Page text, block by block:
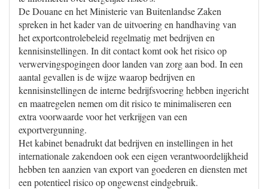
De Douane en het Ministerie van Buitenlandse Zaken
spreken in het kader van de uitvoering en handhaving van
het exportcontrolebeleid regelmatig met bedrijven en
kennisinstellingen. In dit contact komt ook het risico op
verwervingspogingen door landen van zorg aan bod. In een
aantal gevallen is de wijze waarop bedrijven en
kennisinstellingen de interne bedrijfsvoering hebben ingericht
en maatregelen nemen om dit risico te minimaliseren een
extra voorwaarde voor het verkrijgen van een
exportvergunning.
Het kabinet benadrukt dat bedrijven en instellingen in het
internationale zakendoen ook een eigen verantwoordelijkheid
hebben ten aanzien van export van goederen en diensten met
een potentieel risico op ongewenst eindgebruik.